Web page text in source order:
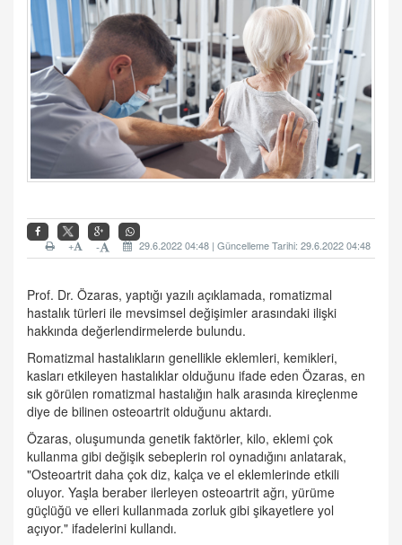
29.6.2022 04:48 | Güncelleme Tarihi: 29.6.2022 04:48
-
+
Prof. Dr. Özaras, yaptığı yazılı açıklamada, romatizmal
hastalık türleri ile mevsimsel değişimler arasındaki ilişki
hakkında değerlendirmelerde bulundu.
Romatizmal hastalıkların genellikle eklemleri, kemikleri,
kasları etkileyen hastalıklar olduğunu ifade eden Özaras, en
sık görülen romatizmal hastalığın halk arasında kireçlenme
diye de bilinen osteoartrit olduğunu aktardı.
Özaras, oluşumunda genetik faktörler, kilo, eklemi çok
kullanma gibi değişik sebeplerin rol oynadığını anlatarak,
"Osteoartrit daha çok diz, kalça ve el eklemlerinde etkili
oluyor. Yaşla beraber ilerleyen osteoartrit ağrı, yürüme
güçlüğü ve elleri kullanmada zorluk gibi şikayetlere yol
açıyor." ifadelerini kullandı.